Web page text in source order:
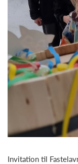
Invitation til